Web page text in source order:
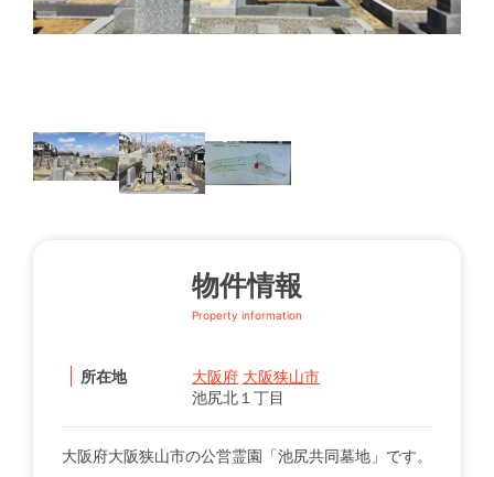
物件情報
Property information
所在地 大阪府 大阪狭山市
池尻北１丁目
大阪府大阪狭山市の公営霊園「池尻共同墓地」です。